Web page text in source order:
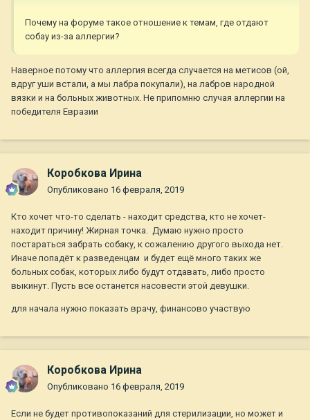
Почему на форуме такое отношение к темам, где отдают
собау из-за аллергии?
Наверное потому что аллергия всегда случается на метисов (ой,
вдруг уши встали, а мы лабра покупали), на лабров народной
вязки и на больных животных. Не припомню случая аллергии на
победителя Евразии
Коробкова Ирина
Опубликовано 16 февраля, 2019
Кто хочет что-то сделать - находит средства, кто не хочет-
находит причину! Жирная точка. Думаю нужно просто
постараться забрать собаку, к сожалению другого выхода нет.
Иначе попадёт к разведенцам и будет ещё много таких же
больных собак, которых либо будут отдавать, либо просто
выкинут. Пусть все останется насовести этой девушки.
для начала нужно показать врачу, финансово участвую
Коробкова Ирина
Опубликовано 16 февраля, 2019
Если не будет противопоказаний для стерилизации, но может и